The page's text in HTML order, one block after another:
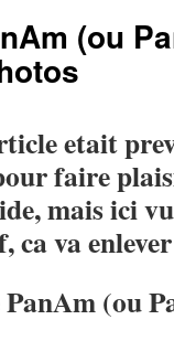
(ou
etait
faire
mais ici
ca va
PanAm (ou